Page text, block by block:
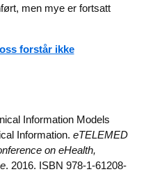
men mye er fortsatt
forstår ikke
Information Models
Information. eTELEMED
on eHealth,
. 2016. ISBN 978-1-61208-